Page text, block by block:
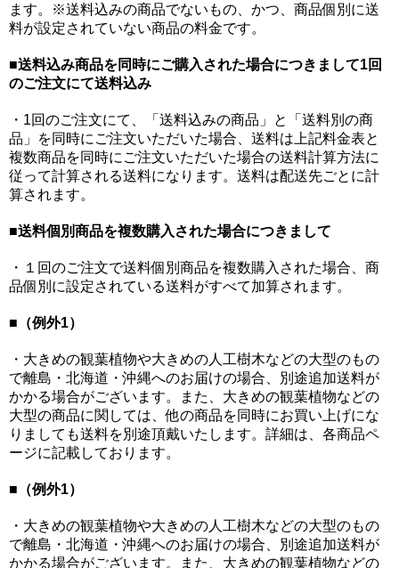
ます。※送料込みの商品でないもの、かつ、商品個別に送
料が設定されていない商品の料金です。
■送料込み商品を同時にご購入された場合につきまして1回
のご注文にて送料込み
・1回のご注文にて、「送料込みの商品」と「送料別の商
品」を同時にご注文いただいた場合、送料は上記料金表と
複数商品を同時にご注文いただいた場合の送料計算方法に
従って計算される送料になります。送料は配送先ごとに計
算されます。
■送料個別商品を複数購入された場合につきまして
・１回のご注文で送料個別商品を複数購入された場合、商
品個別に設定されている送料がすべて加算されます。
■ （例外1）
・大きめの観葉植物や大きめの人工樹木などの大型のもの
で離島・北海道・沖縄へのお届けの場合、別途追加送料が
かかる場合がございます。また、大きめの観葉植物などの
大型の商品に関しては、他の商品を同時にお買い上げにな
りましても送料を別途頂戴いたします。詳細は、各商品ペ
ージに記載しております。
■ （例外1）
・大きめの観葉植物や大きめの人工樹木などの大型のもの
で離島・北海道・沖縄へのお届けの場合、別途追加送料が
かかる場合がございます。また、大きめの観葉植物などの